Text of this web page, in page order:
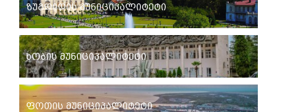
ზუგდიდის მუნიციპალიტეტი
ხობის მუნიციპალიტეტი
ფოთის მუნიციპალიტეტი